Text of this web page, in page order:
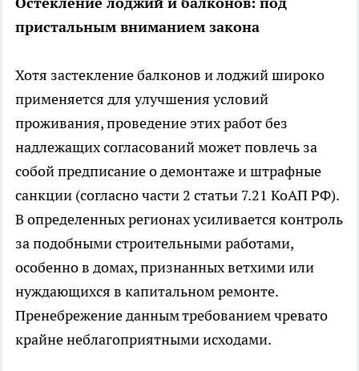
пристальным вниманием закона
Хотя застекление балконов и лоджий широко
применяется для улучшения условий
проживания, проведение этих работ без
надлежащих согласований может повлечь за
собой предписание о демонтаже и штрафные
санкции (согласно части 2 статьи 7.21 КоАП РФ).
В определенных регионах усиливается контроль
за подобными строительными работами,
особенно в домах, признанных ветхими или
нуждающихся в капитальном ремонте.
Пренебрежение данным требованием чревато
крайне неблагоприятными исходами.